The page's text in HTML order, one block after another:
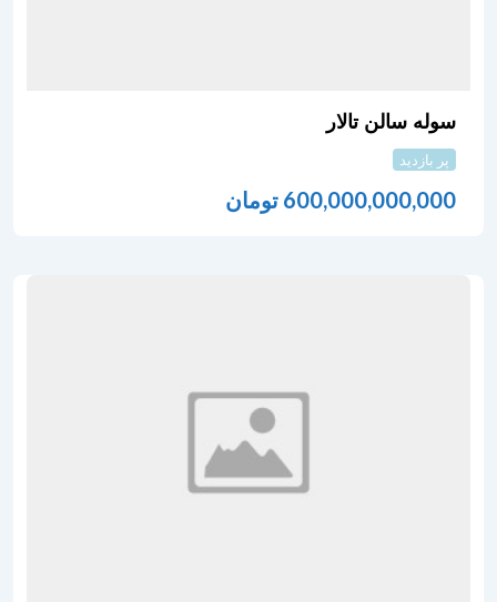
سوله سالن تالار
پر بازدید
600,000,000,000 تومان